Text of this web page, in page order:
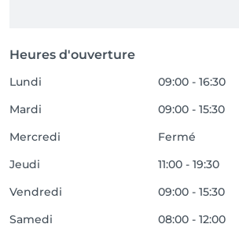
Heures d'ouverture
Lundi
09:00 - 16:30
Mardi
09:00 - 15:30
Mercredi
Fermé
Jeudi
11:00 - 19:30
Vendredi
09:00 - 15:30
Samedi
08:00 - 12:00